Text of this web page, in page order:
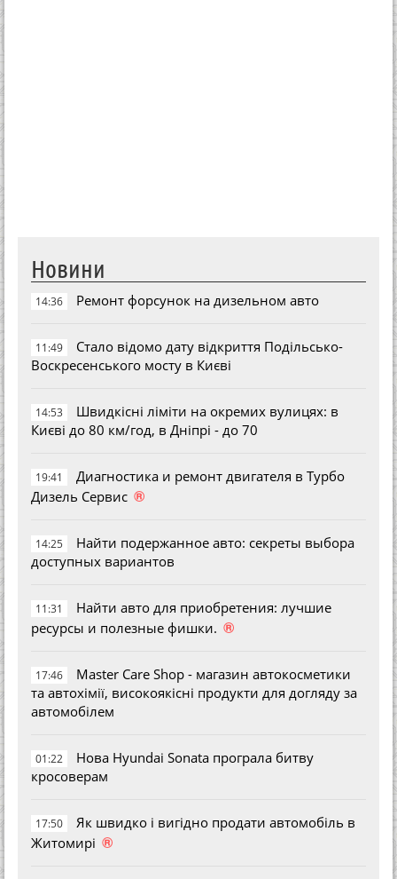
Новини
14:36 Ремонт форсунок на дизельном авто
11:49
Стало відомо дату відкриття Подільсько-
Воскресенського мосту в Києві
14:53
Швидкісні ліміти на окремих вулицях: в
Києві до 80 км/год, в Дніпрі - до 70
19:41
Диагностика и ремонт двигателя в Турбо
Дизель Сервис ®
14:25
Найти подержанное авто: секреты выбора
доступных вариантов
11:31
Найти авто для приобретения: лучшие
ресурсы и полезные фишки. ®
17:46
Master Care Shop - магазин автокосметики
та автохімії, високоякісні продукти для догляду за
автомобілем
01:22
Нова Hyundai Sonata програла битву
кросоверам
17:50
Як швидко і вигідно продати автомобіль в
Житомирі ®